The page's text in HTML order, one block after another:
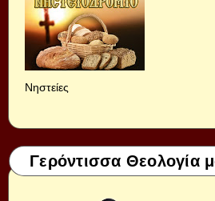
Νηστείες
Γερόντισσα Θεολογία